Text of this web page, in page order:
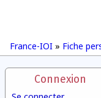
France-IOI » Fiche
Connexion